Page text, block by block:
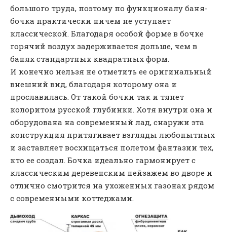
большого труда, поэтому по функционалу баня-
бочка практически ничем не уступает
классической. Благодаря особой форме в бочке
горячий воздух задерживается дольше, чем в
банях стандартных квадратных форм.
И конечно нельзя не отметить ее оригинальный
внешний вид, благодаря которому она и
прославилась. От такой бочки так и тянет
колоритом русской глубинки. Хотя внутри она и
оборудована на современный лад, снаружи эта
конструкция притягивает взгляды любопытных
и заставляет восхищаться полетом фантазии тех,
кто ее создал. Бочка идеально гармонирует с
классическим деревенским пейзажем во дворе и
отлично смотрится на ухоженных газонах рядом
с современными коттеджами.